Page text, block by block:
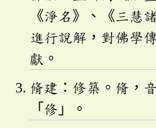
《淨名》、《三慧
進行說解，對佛學
獻。
脩建：修築。脩，音
「修」。